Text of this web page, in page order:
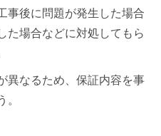
事後に問題が発生した場合
た場合などに対処してもら
異なるため、保証内容を事